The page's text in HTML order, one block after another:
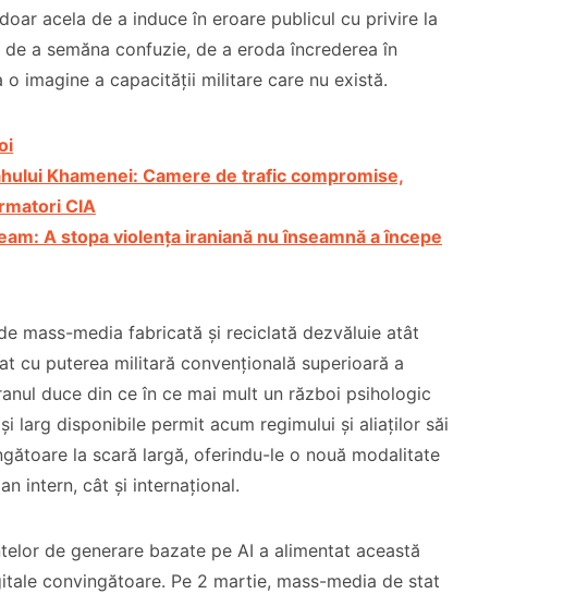
acela de a induce în eroare publicul cu privire la
a semăna confuzie, de a eroda încrederea în
imagine a capacității militare care nu există.
Khamenei: Camere de trafic compromise,
CIA
A stopa violența iraniană nu înseamnă a începe
mass-media fabricată și reciclată dezvăluie atât
cu puterea militară convențională superioară a
duce din ce în ce mai mult un război psihologic
larg disponibile permit acum regimului și aliaților săi
la scară largă, oferindu-le o nouă modalitate
intern, cât și internațional.
de generare bazate pe AI a alimentat această
convingătoare. Pe 2 martie, mass-media de stat